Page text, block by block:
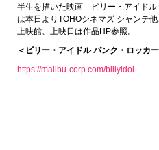
半生を描いた映画「ビリー・アイドル
は本日よりTOHOシネマズ シャンテ
上映館、上映日は作品HP参照。
＜ビリー・アイドル パンク・ロッカ
https://malibu-corp.com/billyidol